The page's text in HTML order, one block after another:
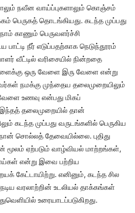
நவீன வாய்ப்புகளாலும் கொஞ்சம்
பெருகத் தொடங்கியது. கடந்த முப்பது
காணும் பெருவளர்ச்சி
நீர் எடுப்பதற்காக நெடுந்தூரம்
வீட்டில் வரிசையில் நின்றதை
ஒரு வேளை இரு வேளை என்று
நமக்கு முந்தைய தலைமுறையிலும்
உணவு என்பது மிகப்
தலைமுறையில் தான்
கடந்த முப்பது வருடங்களில் பெருகிய
சொல்லத் தேவையில்லை. புதிது
மூலம் ஏற்படும் வாழ்வியல் மாற்றங்கள்,
என்று இவை பற்றிய
கேட்டாயிற்று. எனினும், கடந்த சில
வரலாற்றின் உடலியல் தாக்கங்கள்
உரையாடப்படுகிறது.